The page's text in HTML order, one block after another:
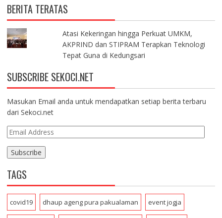
BERITA TERATAS
Atasi Kekeringan hingga Perkuat UMKM,
AKPRIND dan STIPRAM Terapkan Teknologi
Tepat Guna di Kedungsari
SUBSCRIBE SEKOCI.NET
Masukan Email anda untuk mendapatkan setiap berita terbaru
dari Sekoci.net
E
A
d
TAGS
covid19 dhaup ageng pura pakualaman event jogja